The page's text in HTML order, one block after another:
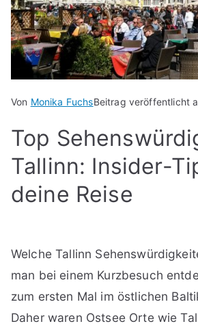
Von Monika FuchsBeitrag veröffentlicht
Top
Tallinn: Insider-
deine Reise
Welche Tallinn
man bei einem Kurzbesuch
zum ersten Mal im östlichen
Daher waren Ostsee Orte wie